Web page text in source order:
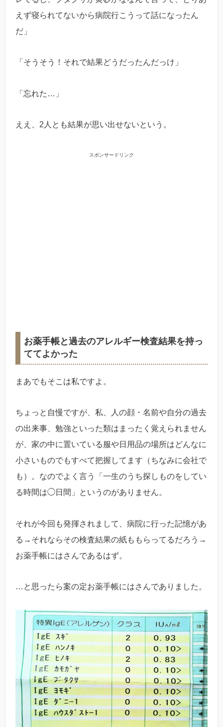
えず寝られてないから病院行こうって話になったん
だ」
「そうそう！それで結果どうだったんだっけ」
「忘れた…」
ええ、2人とも結果が思い出せないという。
スポンサードリンク
お薬手帳と過去のアレルギー検査結果を持っ
ててよかった
まあでもそこは私ですよ。
ちょっと自慢ですが、私、人の顔・名前や自分の過去
の出来事、勉強といった類はまったく覚えられません
が、家の中に置いている服や日用品の場所はどんなに
小さいものでもすべて把握してます（ちなみに会社で
も）。なのでよく言う「一生のうち探しものをしてい
る時間は◯日間」というのがありません。
それが今回も発揮されまして、病院に行った記憶があ
る→それならその検査結果の紙ももらってるだろう→
お薬手帳にはさんであるはず。
…と思ったら案の定お薬手帳にはさんでありました。